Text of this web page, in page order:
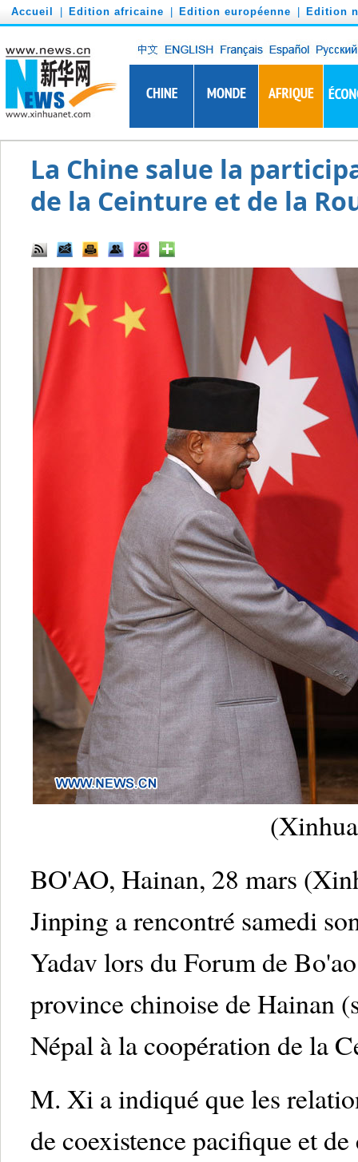
Accueil Edition africaine Edition européenne Edition
La Chine salue la
de la Ceinture et de la
BO'AO, Hainan, 28 mars
Jinping a rencontré samedi
Yadav lors du Forum de
province chinoise de Hainan
Népal à la coopération de la
M. Xi a indiqué que les
de coexistence pacifique et